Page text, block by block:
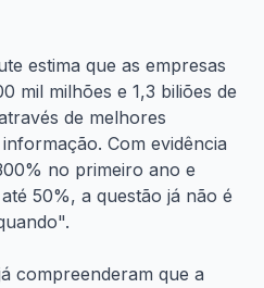
estima que as empresas
mil milhões e 1,3 biliões de
de melhores
Com evidência
no primeiro ano e
50%, a questão já não é
compreenderam que a